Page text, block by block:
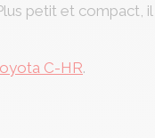
petit et compact,
C-HR.